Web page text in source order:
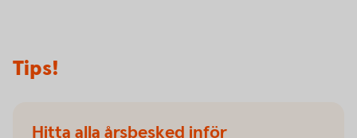
Tips!
Hitta alla årsbesked inför